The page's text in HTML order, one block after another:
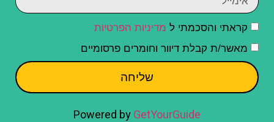
קראתי והסכמתי ל מדיניות הפרטיות
מאשר/ת קבלת דיוור וחומרים פרסומיים
שליחה
Powered byGetYourGuide